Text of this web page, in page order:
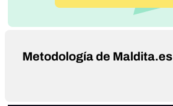
Metodología de Maldita.es